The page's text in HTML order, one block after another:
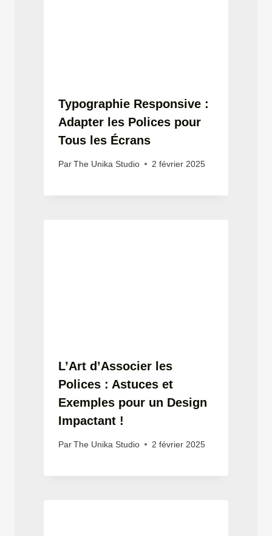
Typographie Responsive :
Adapter les Polices pour
Tous les Écrans
Par The Unika Studio 2 février 2025
L’Art d’Associer les
Polices : Astuces et
Exemples pour un Design
Impactant !
Par The Unika Studio 2 février 2025